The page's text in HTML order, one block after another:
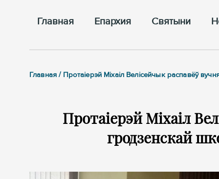
Главная Епархия Cвятыни
Главная / Протаіерэй Міхаіл Велісейчык распавёў
Протаіерэй Міхаіл
гродзенскай